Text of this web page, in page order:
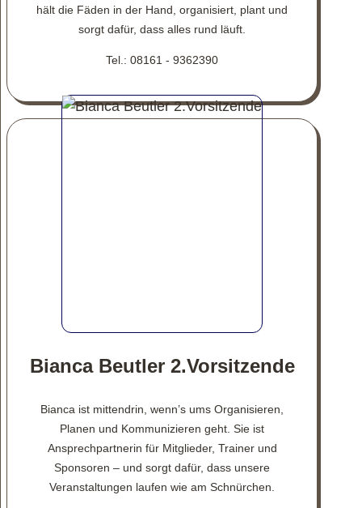
hält die Fäden in der Hand, organisiert, plant und
sorgt dafür, dass alles rund läuft.
Tel.: 08161 - 9362390
Bianca Beutler 2.Vorsitzende
Bianca ist mittendrin, wenn’s ums Organisieren,
Planen und Kommunizieren geht. Sie ist
Ansprechpartnerin für Mitglieder, Trainer und
Sponsoren – und sorgt dafür, dass unsere
Veranstaltungen laufen wie am Schnürchen.